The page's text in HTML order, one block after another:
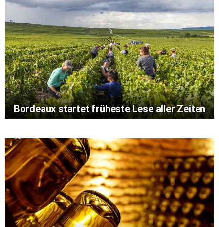
Bordeaux startet früheste Lese aller Zeiten